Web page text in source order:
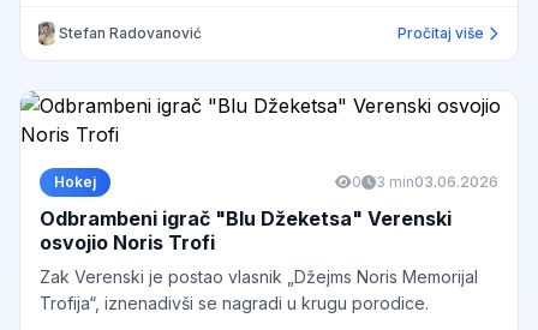
Stefan Radovanović Pročitaj više
Hokej 0 3 min03.06.2026
Odbrambeni igrač "Blu Džeketsa" Verenski
osvojio Noris Trofi
Zak Verenski je postao vlasnik „Džejms Noris Memorijal
Trofija“, iznenadivši se nagradi u krugu porodice.